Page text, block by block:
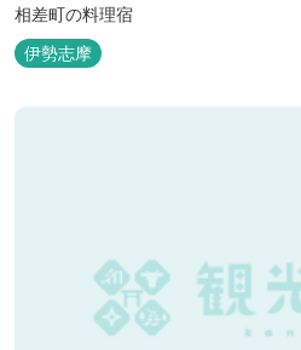
相差町の料理宿
伊勢志摩